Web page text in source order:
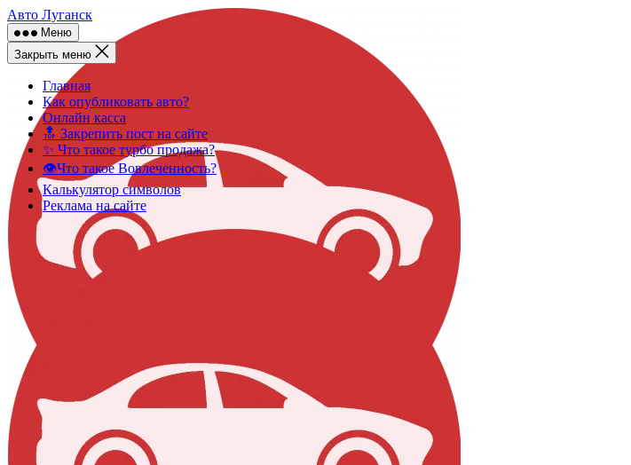
Skip
to
content
Авто Луганск
Меню
Закрыть меню
Главная
Как опубликовать авто?
Онлайн касса
🔝 Закрепить пост на сайте
✨ Что такое турбо продажа?
👁️Что такое Вовлеченность?
Калькулятор символов
Реклама на сайте